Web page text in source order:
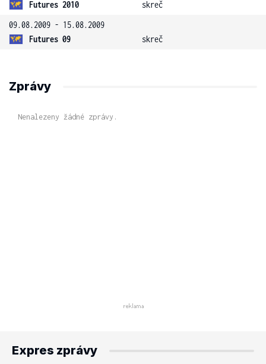
Futures 2010
skreč
09.08.2009 - 15.08.2009
Futures 09
skreč
Zprávy
Nenalezeny žádné zprávy.
Expres zprávy